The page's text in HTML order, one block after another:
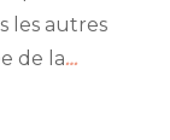
les autres
de la…